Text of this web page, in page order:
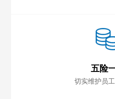
五险
切实维护员